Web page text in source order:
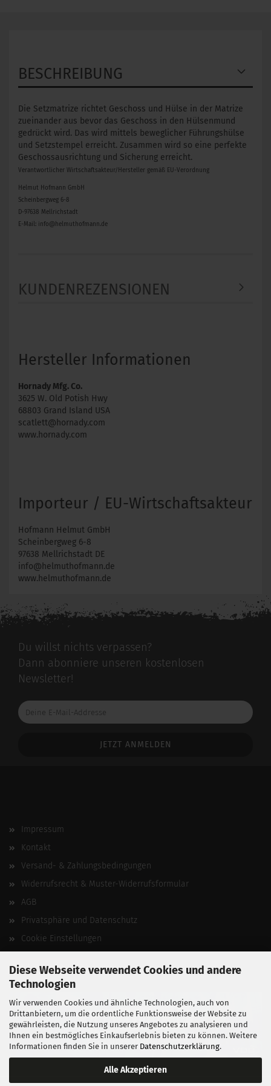
Diese Webseite verwendet Cookies und andere
Technologien
Wir verwenden Cookies und ähnliche Technologien, auch von
Drittanbietern, um die ordentliche Funktionsweise der Website zu
gewährleisten, die Nutzung unseres Angebotes zu analysieren und
Ihnen ein bestmögliches Einkaufserlebnis bieten zu können. Weitere
Informationen finden Sie in unserer Datenschutzerklärung.
Alle Akzeptieren
BESCHREIBUNG
Die Setzmatrize richtet Geschoss und Hülse in der Matrize
zueinander aus bevor das Geschoss in den Hülsenmund
gedrückt wird. Das wird mittels beweglicher Führungshülse
und Setzstempel erreicht. Zusammen wird so eine perfekte
Geschossausrichtung und Sicherung erreicht.
Verantwortlicher Wirtschaftsakteur/Hersteller gemäß EU-Verordnung
Helmut Hofmann GmbH
Scheinbergweg 6-8
D-97638 Mellrichstadt
E-Mail: info@helmuthofmann.de
KUNDENREZENSIONEN
Hersteller Informationen
Hornady Mfg. Co.
3625 W. Old Potish Hwy
68803 Grand Island USA
scatlett@hornady.com
www.hornady.com
Importeur / EU-Wirtschaftsakteur
Hofmann Helmut GmbH
Scheinbergweg 6-8
97638 Mellrichstadt DE
info@helmuthofmann.de
www.helmuthofmann.de
Du willst nichts verpassen?
Dann abonniere unseren kostenlosen
Newsletter!
Deine
E-
Impressum
Kontakt
Versand- & Zahlungsbedingungen
Widerrufsrecht & Muster-Widerrufsformular
AGB
Privatsphäre und Datenschutz
Cookie Einstellungen
Vertrag widerrufen